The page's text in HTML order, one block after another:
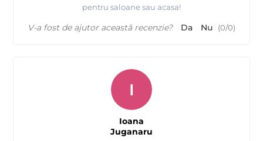
pentru saloane sau acasa!
V-a fost de ajutor această recenzie? Da Nu (0/0)
I
Ioana
Juganaru